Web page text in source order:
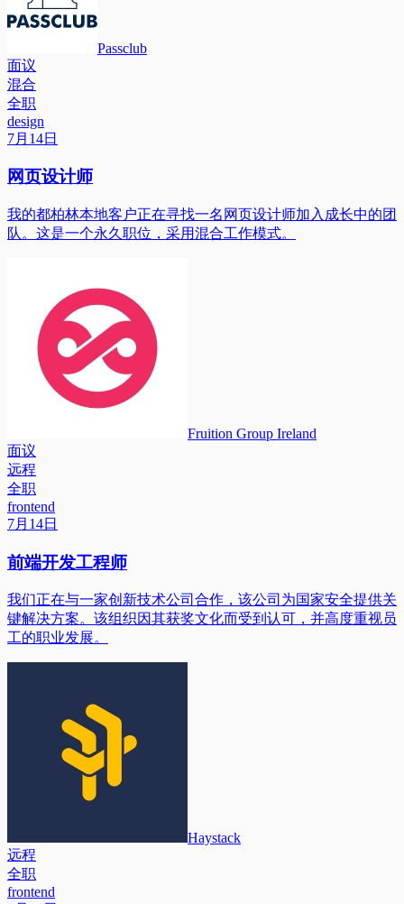
Passclub
面议
混合
全职
design
7月14日
网页设计师
我的都柏林本地客户正在寻找一名网页设计师加入成长中的团
队。这是一个永久职位，采用混合工作模式。
Fruition Group Ireland
面议
远程
全职
frontend
7月14日
前端开发工程师
我们正在与一家创新技术公司合作，该公司为国家安全提供关
键解决方案。该组织因其获奖文化而受到认可，并高度重视员
工的职业发展。
Haystack
远程
全职
frontend